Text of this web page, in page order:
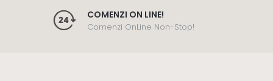
COMENZI ON LINE!
Comenzi OnLine Non-Stop!